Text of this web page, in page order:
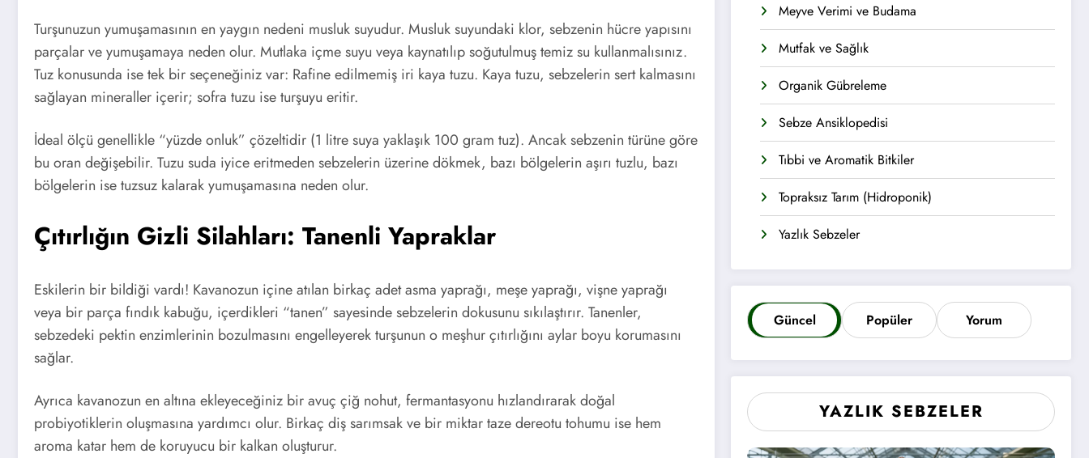
Turşunuzun yumuşamasının en yaygın nedeni musluk suyudur. Musluk suyundaki klor, sebzenin hücre yapısını
parçalar ve yumuşamaya neden olur. Mutlaka içme suyu veya kaynatılıp soğutulmuş temiz su kullanmalısınız.
Tuz konusunda ise tek bir seçeneğiniz var: Rafine edilmemiş iri kaya tuzu. Kaya tuzu, sebzelerin sert kalmasını
sağlayan mineraller içerir; sofra tuzu ise turşuyu eritir.
İdeal ölçü genellikle “yüzde onluk” çözeltidir (1 litre suya yaklaşık 100 gram tuz). Ancak sebzenin türüne göre
bu oran değişebilir. Tuzu suda iyice eritmeden sebzelerin üzerine dökmek, bazı bölgelerin aşırı tuzlu, bazı
bölgelerin ise tuzsuz kalarak yumuşamasına neden olur.
Çıtırlığın Gizli Silahları: Tanenli Yapraklar
Eskilerin bir bildiği vardı! Kavanozun içine atılan birkaç adet asma yaprağı, meşe yaprağı, vişne yaprağı
veya bir parça fındık kabuğu, içerdikleri “tanen” sayesinde sebzelerin dokusunu sıkılaştırır. Tanenler,
sebzedeki pektin enzimlerinin bozulmasını engelleyerek turşunun o meşhur çıtırlığını aylar boyu korumasını
sağlar.
Ayrıca kavanozun en altına ekleyeceğiniz bir avuç çiğ nohut, fermantasyonu hızlandırarak doğal
probiyotiklerin oluşmasına yardımcı olur. Birkaç diş sarımsak ve bir miktar taze dereotu tohumu ise hem
aroma katar hem de koruyucu bir kalkan oluşturur.
Meyve Verimi ve Budama
Mutfak ve Sağlık
Organik Gübreleme
Sebze Ansiklopedisi
Tıbbi ve Aromatik Bitkiler
Topraksız Tarım (Hidroponik)
Yazlık Sebzeler
Güncel Popüler Yorum
YAZLIK SEBZELER